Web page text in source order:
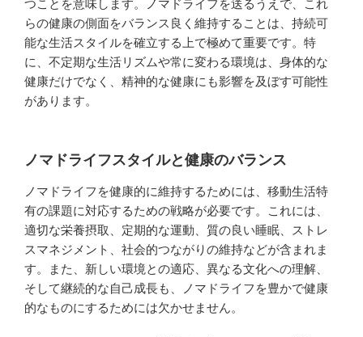
つことを意味します。ノマドライフを送るうえで、これ
らの健康の側面をバランス良く維持することは、持続可
能な生活スタイルを確立する上で極めて重要です。特
に、不定期な生活リズムや常に変わる環境は、身体的な
健康だけでなく、精神的な健康にも影響を及ぼす可能性
があります。
ノマドライフスタイルと健康のバランス
ノマドライフを健康的に維持するためには、移動生活特
有の課題に対応するための戦略が必要です。これには、
適切な栄養摂取、定期的な運動、質の良い睡眠、ストレ
スマネジメント、社会的つながりの維持などが含まれま
す。また、新しい環境との適応、異なる文化への理解、
そして継続的な自己成長も、ノマドライフを豊かで健康
的なものにするためには欠かせません。